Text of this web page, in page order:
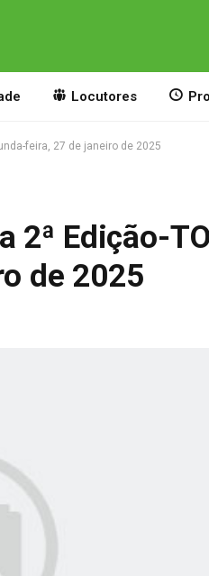
Locutores
feira, 27 de janeiro de 2025
2ª Edição-
de 2025